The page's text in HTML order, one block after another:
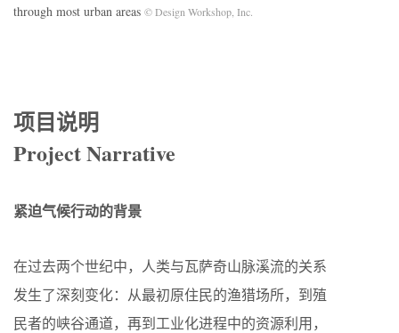
through most urban areas © Design Workshop, Inc.
项目说明
Project Narrative
紧迫气候行动的背景
在过去两个世纪中，人类与瓦萨奇山脉溪流的关系
发生了深刻变化：从最初原住民的渔猎场所，到殖
民者的峡谷通道，再到工业化进程中的资源利用，